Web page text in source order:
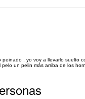
, yo voy a llevarlo suelto
un pelin más arriba de los